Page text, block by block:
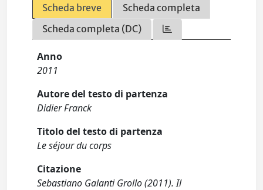
Scheda breve
Scheda completa
Scheda completa (DC)
Anno
2011
Autore del testo di partenza
Didier Franck
Titolo del testo di partenza
Le séjour du corps
Citazione
Sebastiano Galanti Grollo (2011). Il